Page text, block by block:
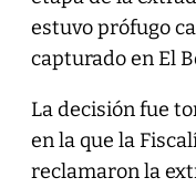
estuvo prófugo
capturado en El
La decisión fue
en la que la
reclamaron la